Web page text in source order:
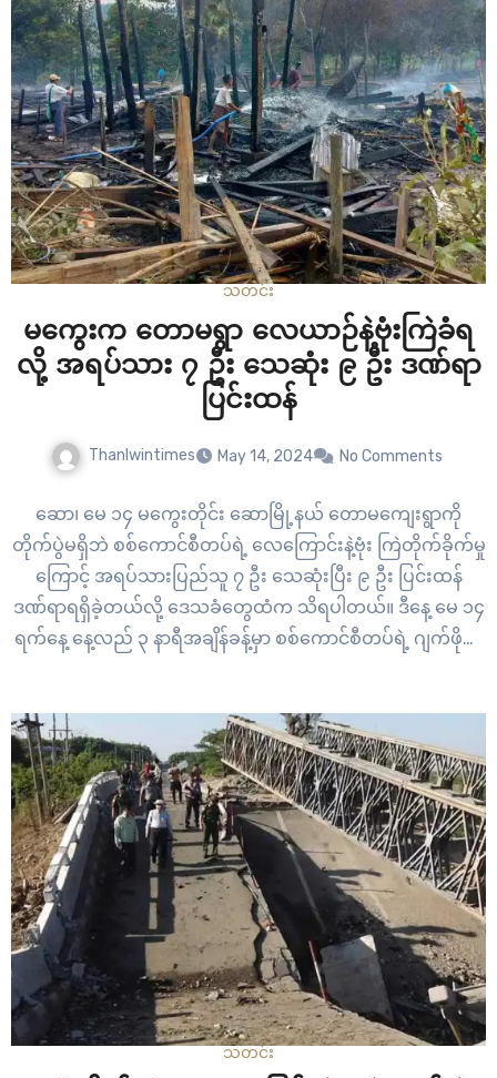
သတင်း
မကွေးက တောမရွာ လေယာဉ်နဲ့ဗုံးကြဲခံရ
လို့ အရပ်သား ၇ ဦး သေဆုံး ၉ ဦး ဒဏ်ရာ
ပြင်းထန်
Thanlwintimes May 14, 2024 No Comments
ဆော၊ မေ ၁၄ မကွေးတိုင်း ဆောမြို့နယ် တောမကျေးရွာကို
တိုက်ပွဲမရှိဘဲ စစ်ကောင်စီတပ်ရဲ့ လေကြောင်းနဲ့ဗုံး ကြဲတိုက်ခိုက်မှု
ကြောင့် အရပ်သားပြည်သူ ၇ ဦး သေဆုံးပြီး ၉ ဦး ပြင်းထန်
ဒဏ်ရာရရှိခဲ့တယ်လို့ ဒေသခံတွေထံက သိရပါတယ်။ ဒီနေ့ မေ ၁၄
ရက်နေ့ နေ့လည် ၃ နာရီအချိန်ခန့်မှာ စစ်ကောင်စီတပ်ရဲ့ ဂျက်ဖိုက်
သတင်း